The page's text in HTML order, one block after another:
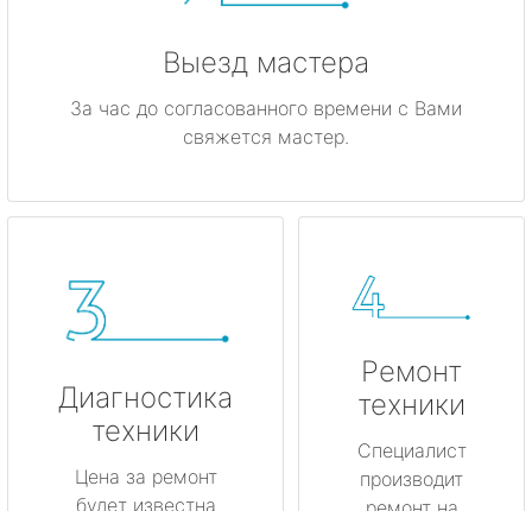
Выезд мастера
За час до согласованного времени с Вами
свяжется мастер.
Диагностика
техники
Цена за ремонт
будет известна
Ремонт
техники
Специалист
производит